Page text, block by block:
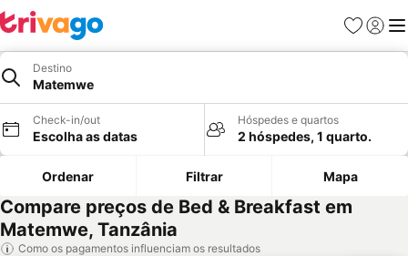
Favoritos
Iniciar
Destino
Matemwe
Check-in/out
Escolha as datas
Hóspedes e quartos
2 hóspedes, 1 quarto.
Ordenar Filtrar Mapa
Compare preços de Bed & Breakfast em
Matemwe, Tanzânia
Como os pagamentos influenciam os resultados